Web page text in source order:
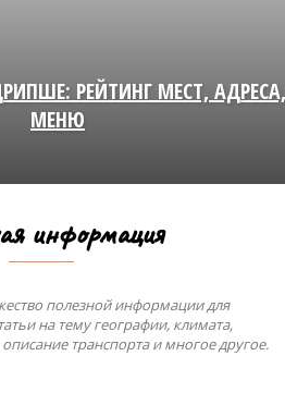
РЕЙТИНГ МЕСТ, АДРЕСА,
МЕНЮ
информация
полезной информации для
на тему географии, климата,
транспорта и многое другое.